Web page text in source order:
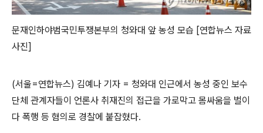
문재인하야범국민투쟁본부의 청와대 앞 농성 모습 [연합뉴스 자료
사진]
(서울=연합뉴스) 김예나 기자 = 청와대 인근에서 농성 중인 보수
단체 관계자들이 언론사 취재진의 접근을 가로막고 몸싸움을 벌이
다 폭행 등 혐의로 경찰에 붙잡혔다.